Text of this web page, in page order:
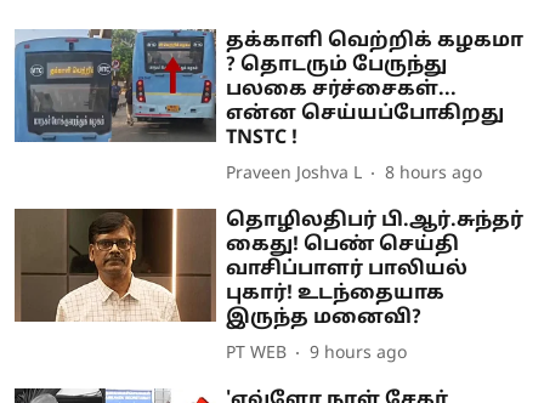
தக்காளி வெற்றிக் கழகமா
? தொடரும் பேருந்து
பலகை சர்ச்சைகள்...
என்ன செய்யப்போகிறது
TNSTC !
Praveen Joshva L 8 hours ago
தொழிலதிபர் பி.ஆர்.சுந்தர்
கைது! பெண் செய்தி
வாசிப்பாளர் பாலியல்
புகார்! உடந்தையாக
இருந்த மனைவி?
PT WEB 9 hours ago